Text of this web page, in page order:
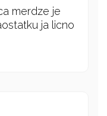
merdze je
ja licno